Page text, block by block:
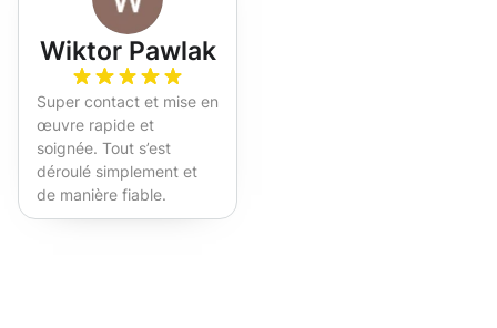
Wiktor Pawlak
Super contact et mise en
œuvre rapide et
soignée. Tout s’est
déroulé simplement et
de manière fiable.
Fortement recommandé !